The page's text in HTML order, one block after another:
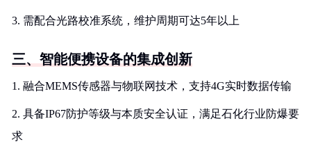
3. 需配合光路校准系统，维护周期可达5年以上
三、智能便携设备的集成创新
1. 融合MEMS传感器与物联网技术，支持4G实时数据传输
2. 具备IP67防护等级与本质安全认证，满足石化行业防爆要
求